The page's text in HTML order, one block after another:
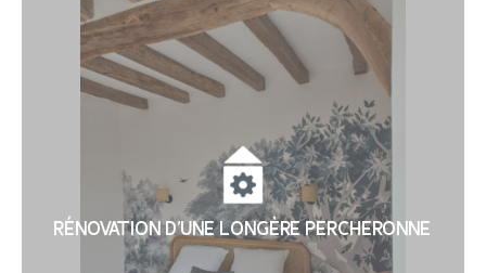
RÉNOVATION D’UNE LONGÈRE PERCHERONNE